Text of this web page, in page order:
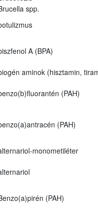
spp.
A (BPA)
aminok (hisztamin,
(PAH)
(PAH)
monometiléter
(PAH)